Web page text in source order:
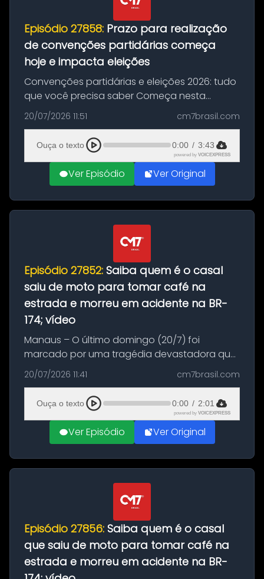
Episódio 27858: Prazo para realização
de convenções partidárias começa
hoje e impacta eleições
Convenções partidárias e eleições 2026: tudo
que você precisa saber Começa nesta
segunda-feira e vai até 5 de agosto o prazo
para que partidos políticos e federações
partidárias realizem suas convençõ...
20/07/2026 11:51 cm7brasil.com
Ouça o texto 0:00 / 3:43
powered by VOICEXPRESS
Ver Episódio Ver Original
Episódio 27852: Saiba quem é o casal
saiu de moto para tomar café na
estrada e morreu em acidente na BR-
174; vídeo
Manaus – O último domingo (20/7) foi
marcado por uma tragédia devastadora que
resultou na morte precoce de dois jovens na
BR-174, na zona rural de Manaus. Um passeio
com destino a um típico café regio...
20/07/2026 11:41 cm7brasil.com
Ouça o texto 0:00 / 2:01
powered by VOICEXPRESS
Ver Episódio Ver Original
Episódio 27856: Saiba quem é o casal
que saiu de moto para tomar café na
estrada e morreu em acidente na BR-